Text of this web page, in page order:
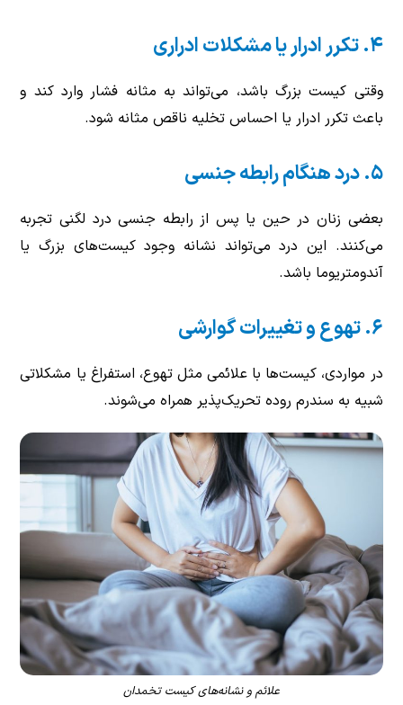
۴. تکرر ادرار یا مشکلات ادراری
وقتی کیست بزرگ باشد، می‌تواند به مثانه فشار وارد کند و
باعث تکرر ادرار یا احساس تخلیه ناقص مثانه شود.
۵. درد هنگام رابطه جنسی
بعضی زنان در حین یا پس از رابطه جنسی درد لگنی تجربه
می‌کنند. این درد می‌تواند نشانه وجود کیست‌های بزرگ یا
آندومتریوما باشد.
۶. تهوع و تغییرات گوارشی
در مواردی، کیست‌ها با علائمی مثل تهوع، استفراغ یا مشکلاتی
شبیه به سندرم روده تحریک‌پذیر همراه می‌شوند.
علائم و نشانه‌های کیست تخمدان